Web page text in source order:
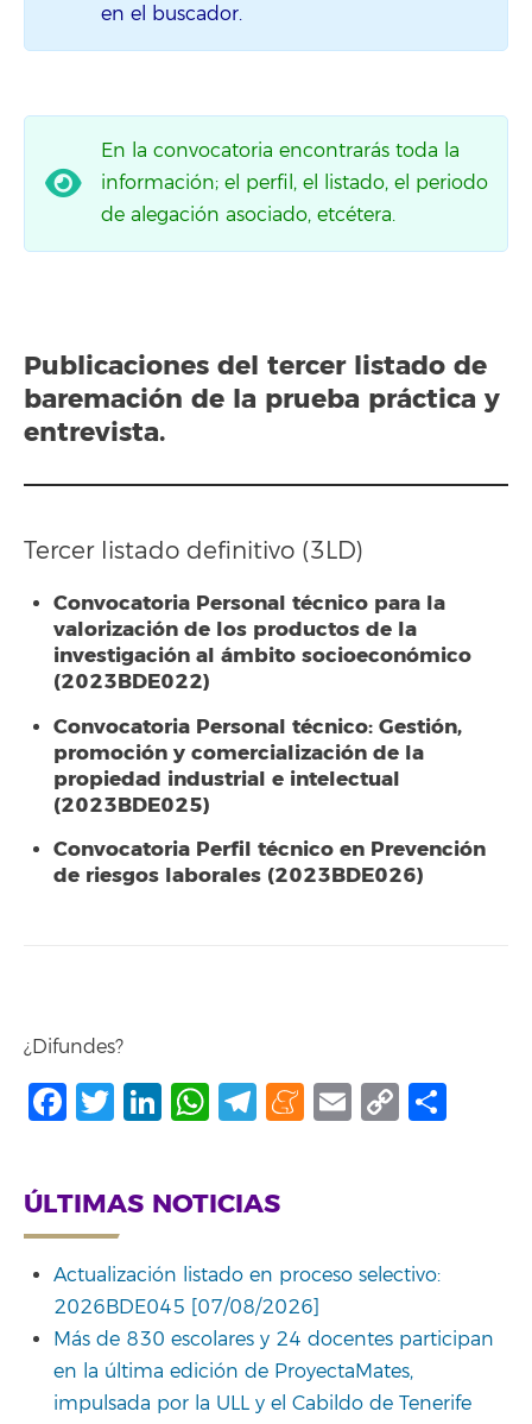
en el buscador.
En la convocatoria encontrarás toda la
información; el perfil, el listado, el periodo
de alegación asociado, etcétera.
Publicaciones del tercer listado de
baremación de la prueba práctica y
entrevista.
Tercer listado definitivo (3LD)
Convocatoria Personal técnico para la
valorización de los productos de la
investigación al ámbito socioeconómico
(2023BDE022)
Convocatoria Personal técnico: Gestión,
promoción y comercialización de la
propiedad industrial e intelectual
(2023BDE025)
Convocatoria Perfil técnico en Prevención
de riesgos laborales (2023BDE026)
¿Difundes?
Facebook
Twitter
LinkedIn
WhatsApp
Telegram
Meneame
Email
Copy
ÚLTIMAS NOTICIAS
Actualización listado en proceso selectivo:
2026BDE045 [07/08/2026]
Más de 830 escolares y 24 docentes participan
en la última edición de ProyectaMates,
impulsada por la ULL y el Cabildo de Tenerife